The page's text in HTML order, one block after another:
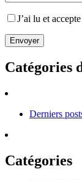
J’ai lu et
Catégories
Derniers
Catégories